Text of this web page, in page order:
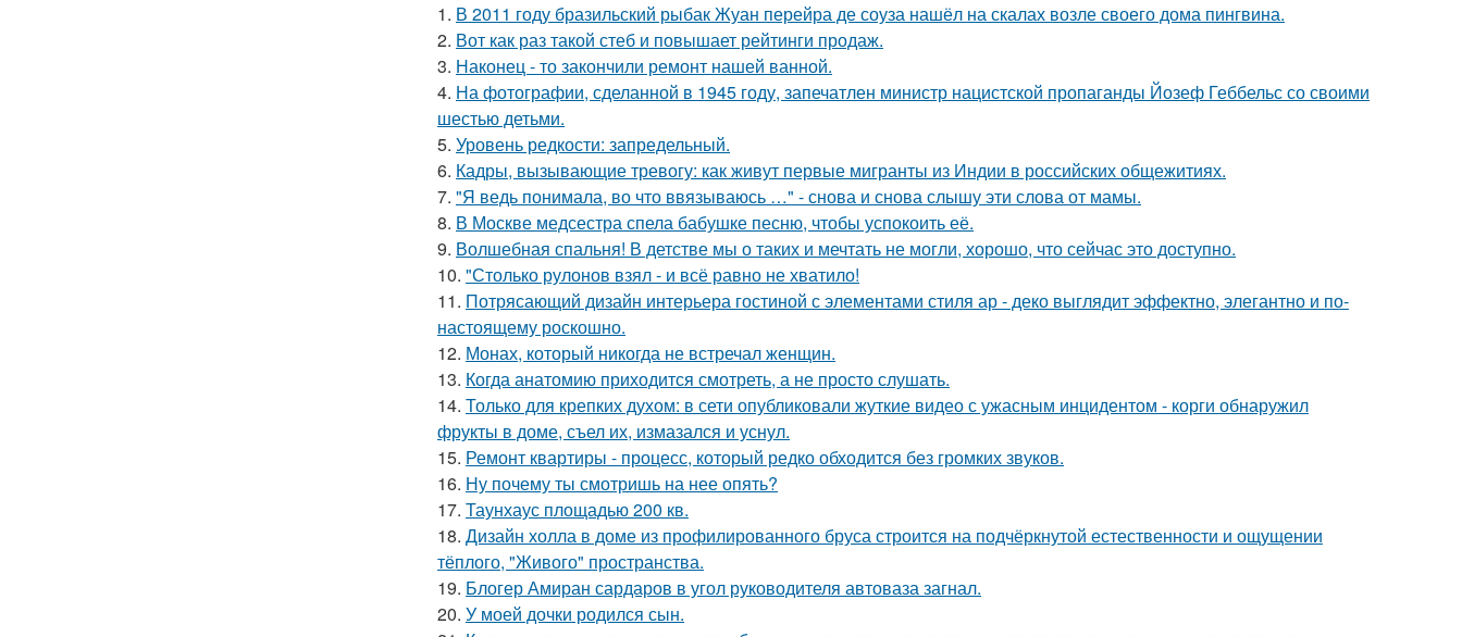
1. В 2011 году бразильский рыбак Жуан перейра де соуза нашёл на скалах возле своего дома пингвина.
2. Вот как раз такой стеб и повышает рейтинги продаж.
3. Наконец - то закончили ремонт нашей ванной.
4. На фотографии, сделанной в 1945 году, запечатлен министр нацистской пропаганды Йозеф Геббельс со своими
шестью детьми.
5. Уровень редкости: запредельный.
6. Кадры, вызывающие тревогу: как живут первые мигранты из Индии в российских общежитиях.
7. "Я ведь понимала, во что ввязываюсь …" - снова и снова слышу эти слова от мамы.
8. В Москве медсестра спела бабушке песню, чтобы успокоить её.
9. Волшебная спальня! В детстве мы о таких и мечтать не могли, хорошо, что сейчас это доступно.
10. "Столько рулонов взял - и всё равно не хватило!
11. Потрясающий дизайн интерьера гостиной с элементами стиля ар - деко выглядит эффектно, элегантно и по-
настоящему роскошно.
12. Монах, который никогда не встречал женщин.
13. Когда анатомию приходится смотреть, а не просто слушать.
14. Только для крепких духом: в сети опубликовали жуткие видео с ужасным инцидентом - корги обнаружил
фрукты в доме, съел их, измазался и уснул.
15. Ремонт квартиры - процесс, который редко обходится без громких звуков.
16. Ну почему ты смотришь на нее опять?
17. Таунхаус площадью 200 кв.
18. Дизайн холла в доме из профилированного бруса строится на подчёркнутой естественности и ощущении
тёплого, "Живого" пространства.
19. Блогер Амиран сардаров в угол руководителя автоваза загнал.
20. У моей дочки родился сын.